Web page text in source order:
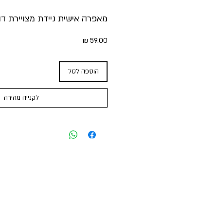
מאפרה אישית ניידת מצויירת
הוספה לסל
לקנייה מהירה